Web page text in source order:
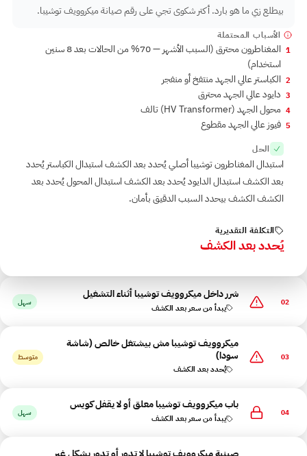
بيطلع زي ما هو بارد. أكتر شكوى تجي على رقم صيانة ميكروويف توشيبا.
الأسباب المحتملة
1
المغناطرون محترق (السبب الأشهر — 70% من الحالات بعد 8 سنين
استخدام)
2 الكباستر عالي الجهد منتفخ أو منفجر
3 دايود عالي الجهد محترق
4 محول الجهد ⁨(HV Transformer)⁩ تالف
5 فيوز عالي الجهد مقطوع
الحل
استبدال المغناطرون توشيبا أصلي يُحدد بعد الكشف استبدال الكباستر يُحدد
بعد الكشف استبدال الدايود يُحدد بعد الكشف استبدال المحول يُحدد بعد
الكشف الكشف بيحدد السبب الدقيق بأمان.
التكلفة التقديرية
يُحدد بعد الكشف
02
شرر داخل ميكروويف توشيبا أثناء التشغيل
يبدأ من سعر بعد الكشف
سهل
03
ميكروويف توشيبا مش بيشتغل خالص (شاشة
سودا)
يُحدد بعد الكشف
متوسط
04
باب ميكروويف توشيبا معلق أو لا يقفل كويس
يبدأ من سعر بعد الكشف
سهل